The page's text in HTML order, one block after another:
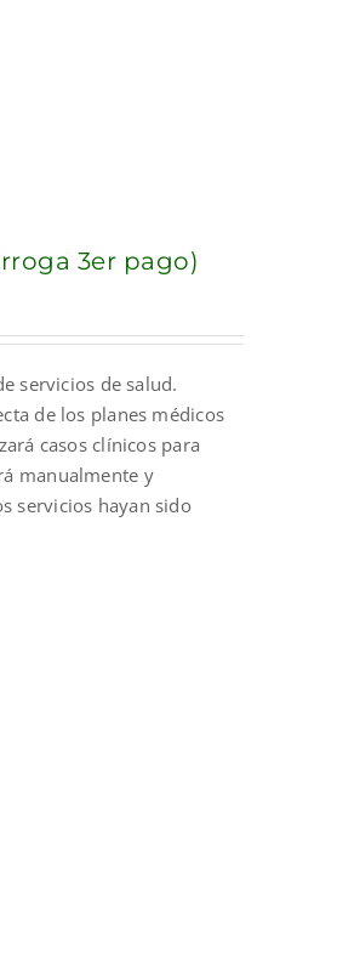
3er pago)
servicios de salud.
de los planes médicos
casos clínicos para
manualmente y
servicios hayan sido